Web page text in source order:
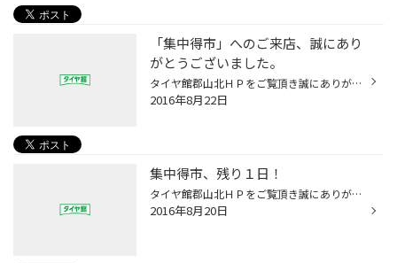
「集中得市」へのご来店、誠にあり
がとうございました。
タイヤ館郡山北ＨＰをご覧頂き誠にありがとうございます。 ８月６日（土）～８月２１日（日）の期間にて行われました、 「集中得市」へのご来店、誠にありがとうございました。 ちょうど期間中は、夏休み・お盆休みと重なった事もありまして、 タイヤ交換を中心にオイル交換等のメンテナンスも含め...
2016年8月22日
集中得市、残り１日！
タイヤ館郡山北ＨＰをご覧頂き誠にありがとうございます。 集中得市ラストの週末となった今日は、とても大盛況となった１日でした。 タイヤ交換で午前中から午後まで賑わい、アライメント作業も含めて盛り上がりました。 ご来店・ご購入、誠にありがとうございます。１台１台、丁寧に作業させて頂き...
2016年8月20日